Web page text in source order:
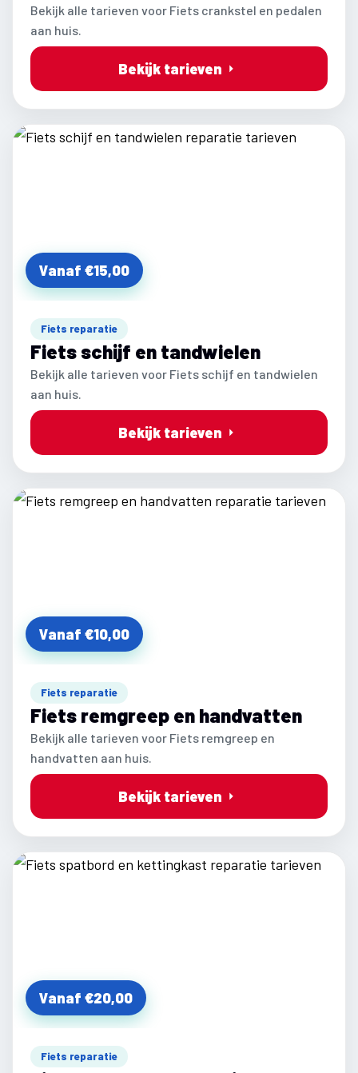
Bekijk alle tarieven voor Fiets crankstel en pedalen
aan huis.
Bekijk tarieven
Vanaf €15,00
Fiets reparatie
Fiets schijf en tandwielen
Bekijk alle tarieven voor Fiets schijf en tandwielen
aan huis.
Bekijk tarieven
Vanaf €10,00
Fiets reparatie
Fiets remgreep en handvatten
Bekijk alle tarieven voor Fiets remgreep en
handvatten aan huis.
Bekijk tarieven
Vanaf €20,00
Fiets reparatie